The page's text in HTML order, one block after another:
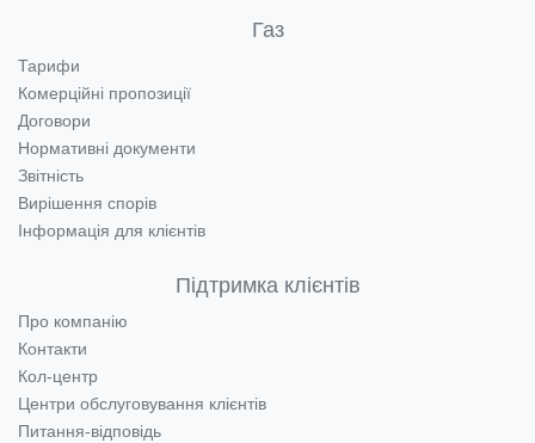
Газ
Тарифи
Комерційні пропозиції
Договори
Нормативні документи
Звітність
Вирішення спорів
Інформація для клієнтів
Підтримка клієнтів
Про компанію
Контакти
Кол-центр
Центри обслуговування клієнтів
Питання-відповідь